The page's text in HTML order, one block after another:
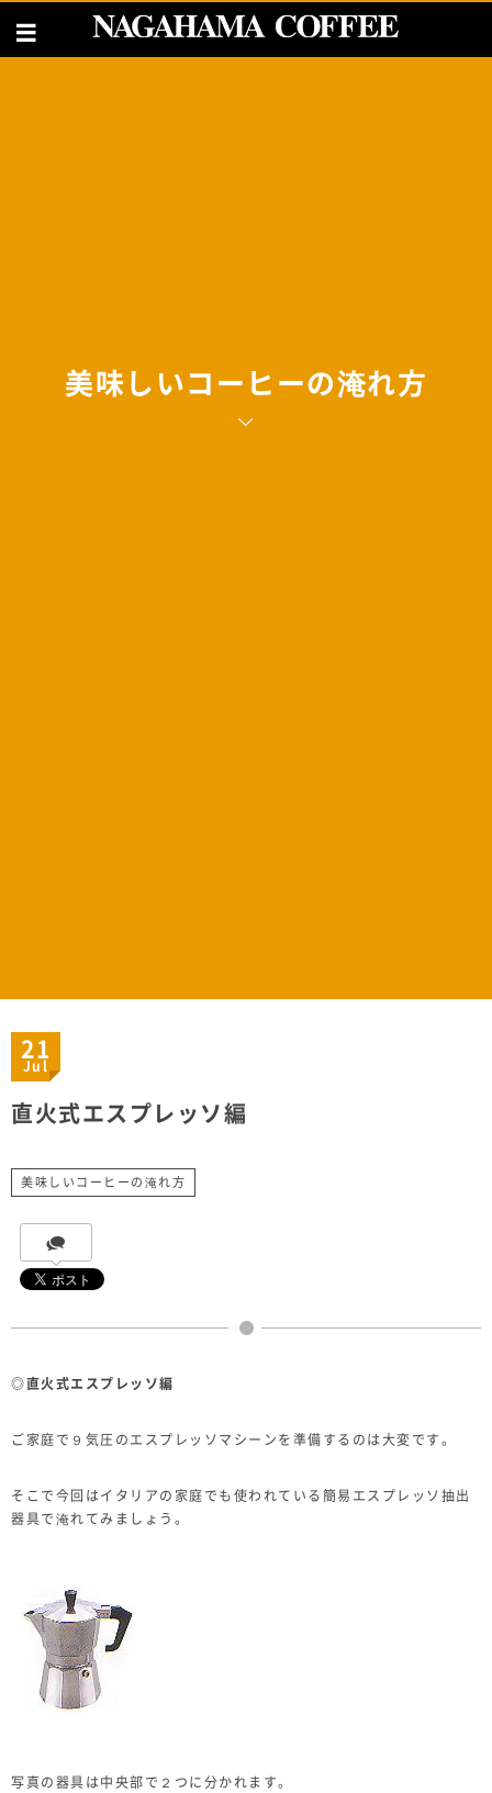
美味しいコーヒーの淹れ方
21
Jul
直火式エスプレッソ編
美味しいコーヒーの淹れ方
◎直火式エスプレッソ編
ご家庭で９気圧のエスプレッソマシーンを準備するのは大変です。
そこで今回はイタリアの家庭でも使われている簡易エスプレッソ抽出
器具で淹れてみましょう。
写真の器具は中央部で２つに分かれます。